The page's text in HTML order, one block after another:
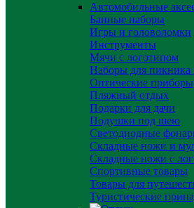
Автомобильные
Банные наборы
Игры и головоломки
Инструменты
Мячи с логотипом
Наборы для пикника
Оптические приборы
Пляжный отдых
Подарки для дачи
Подушки под шею
Светодиодные
Складные ножи и
Складные ножи с
Спортивные товары
Товары для
Туристические